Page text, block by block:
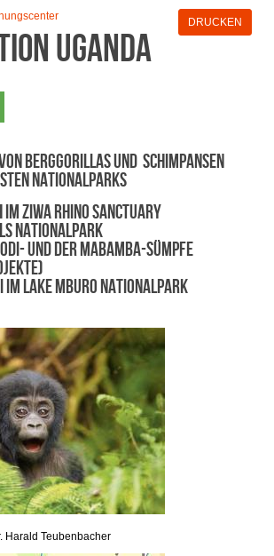
DRUCKEN
Uganda
Berggorillas und Schimpansen
Nationalparks
Ziwa Rhino Sanctuary
Nationalpark
und der Mabamba-Sümpfe
Lake Mburo Nationalpark
Harald Teubenbacher